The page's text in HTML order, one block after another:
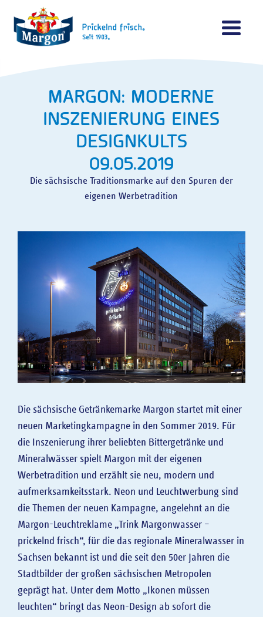
PRODUKTE
MINERALWÄSSER
BITTERGETRÄNKE
GASTRONOMIE
ÜBER UNS
REGIONALITÄT
NACHHALTIGKEIT
SPONSORING
HISTORIE
MARGON ERLEBEN
EVENTKALENDER
MARGON: MODERNE
INSZENIERUNG EINES
DESIGNKULTS
09.05.2019
Die sächsische Traditionsmarke auf den Spuren der
eigenen Werbetradition
Die sächsische Getränkemarke Margon startet mit einer
neuen Marketingkampagne in den Sommer 2019. Für
die Inszenierung ihrer beliebten Bittergetränke und
Mineralwässer spielt Margon mit der eigenen
Werbetradition und erzählt sie neu, modern und
aufmerksamkeitsstark. Neon und Leuchtwerbung sind
die Themen der neuen Kampagne, angelehnt an die
Margon-Leuchtreklame „Trink Margonwasser –
prickelnd frisch“, für die das regionale Mineralwasser in
Sachsen bekannt ist und die seit den 50er Jahren die
Stadtbilder der großen sächsischen Metropolen
geprägt hat. Unter dem Motto „Ikonen müssen
leuchten“ bringt das Neon-Design ab sofort die